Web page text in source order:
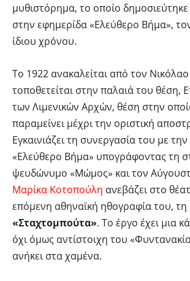
μυθιστόρημα, το οποίο δημοσιεύτηκε
στην εφημερίδα «Ελεύθερο Βήμα»,
ίδιου χρόνου.
Το 1922 ανακαλείται από τον
τοποθετείται στην παλαιά του θέση,
των Λιμενικών Αρχών, θέση στην
παραμείνει μέχρι την οριστική
Εγκαινιάζει τη συνεργασία του με
«Ελεύθερο Βήμα» υπογράφοντας τη
ψευδώνυμο «Μώμος» και τον
Μαρίκα Κοτοπούλη ανεβάζει στο
επόμενη αθηναϊκή ηθογραφία του, τη
«Σταχτομπούτα». Το έργο έχει μια
όχι όμως αντίστοιχη του
ανήκει στα χαμένα.